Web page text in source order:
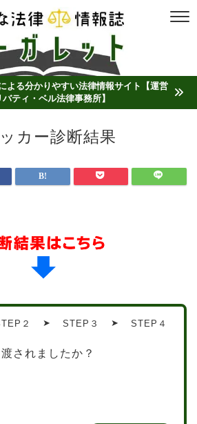
よる分かりやすい法律情報サイト【運営
ティ・ベル法律事務所】
カー診断結果
２ ➤ STEP３ ➤ STEP４
されましたか？